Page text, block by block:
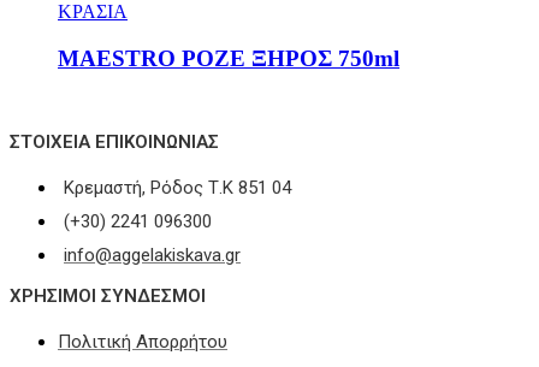
ΚΡΑΣΙΑ
MAESTRO ΡΟΖΕ ΞΗΡΟΣ 750ml
ΣΤΟΙΧΕΊΑ ΕΠΙΚΟΙΝΩΝΊΑΣ
Κρεμαστή, Ρόδος Τ.Κ 851 04
(+30) 2241 096300
info@aggelakiskava.gr
ΧΡΗΣΙΜΟΙ ΣΥΝΔΕΣΜΟΙ
Πολιτική Απορρήτου